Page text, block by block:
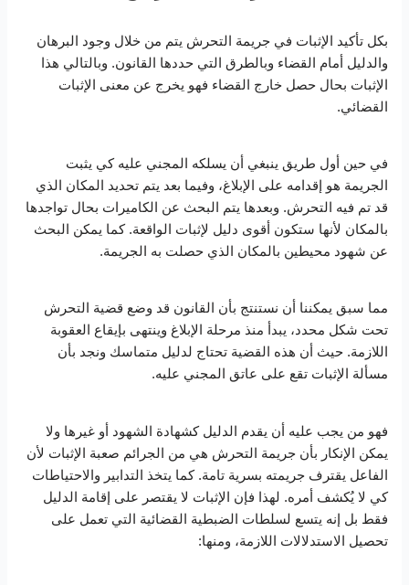
بكل تأكيد الإثبات في جريمة التحرش يتم من خلال وجود البرهان
والدليل أمام القضاء وبالطرق التي حددها القانون. وبالتالي هذا
الإثبات بحال حصل خارج القضاء فهو يخرج عن معنى الإثبات
القضائي.
في حين أول طريق ينبغي أن يسلكه المجني عليه كي يثبت
الجريمة هو إقدامه على الإبلاغ، وفيما بعد يتم تحديد المكان الذي
قد تم فيه التحرش. وبعدها يتم البحث عن الكاميرات بحال تواجدها
بالمكان لأنها ستكون أقوى دليل لإثبات الواقعة. كما يمكن البحث
عن شهود محيطين بالمكان الذي حصلت به الجريمة.
مما سبق يمكننا أن نستنتج بأن القانون قد وضع قضية التحرش
تحت شكل محدد، يبدأ منذ مرحلة الإبلاغ وينتهى بإيقاع العقوبة
اللازمة. حيث أن هذه القضية تحتاج لدليل متماسك ونجد بأن
مسألة الإثبات تقع على عاتق المجني عليه.
فهو من يجب عليه أن يقدم الدليل كشهادة الشهود أو غيرها ولا
يمكن الإنكار بأن جريمة التحرش هي من الجرائم صعبة الإثبات لأن
الفاعل يقترف جريمته بسرية تامة. كما يتخذ التدابير والاحتياطات
كي لا يُكشف أمره. لهذا فإن الإثبات لا يقتصر على إقامة الدليل
فقط بل إنه يتسع لسلطات الضبطية القضائية التي تعمل على
تحصيل الاستدلالات اللازمة، ومنها: